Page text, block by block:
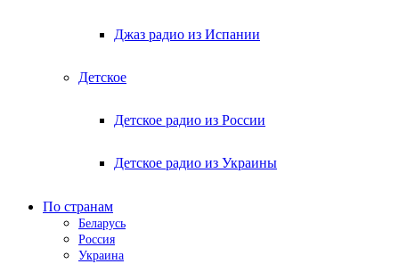
Джаз радио из Испании
Детское
Детское радио из России
Детское радио из Украины
По странам
Беларусь
Россия
Украина